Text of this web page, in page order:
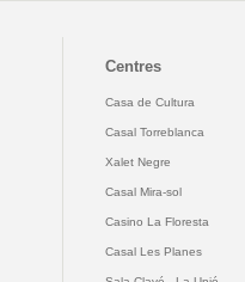
Centres
Casa de Cultura
Casal Torreblanca
Xalet Negre
Casal Mira-sol
Casino La Floresta
Casal Les Planes